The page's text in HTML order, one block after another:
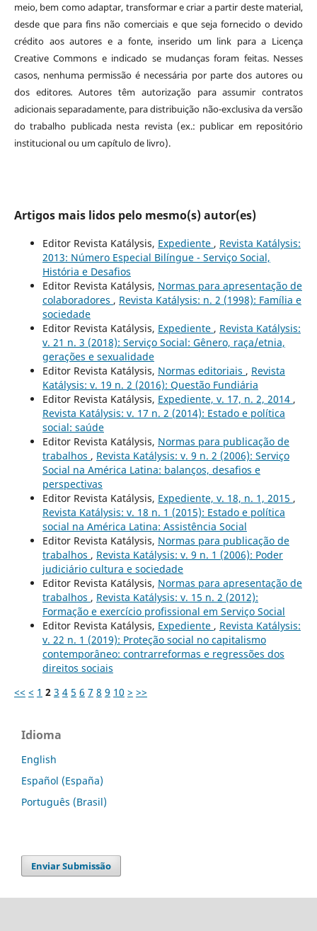
meio, bem como adaptar, transformar e criar a partir deste material,
desde que para fins não comerciais e que seja fornecido o devido
crédito aos autores e a fonte, inserido um link para a Licença
Creative Commons e indicado se mudanças foram feitas. Nesses
casos, nenhuma permissão é necessária por parte dos autores ou
dos editores.Autores têm autorização para assumir contratos
adicionais separadamente, para distribuição não-exclusiva da versão
do trabalho publicada nesta revista (ex.: publicar em repositório
institucional ou um capítulo de livro).
Artigos mais lidos pelo mesmo(s) autor(es)
Editor Revista Katálysis, Expediente , Revista Katálysis:
2013: Número Especial Bilíngue - Serviço Social,
História e Desafios
Editor Revista Katálysis, Normas para apresentação de
colaboradores , Revista Katálysis: n. 2 (1998): Família e
sociedade
Editor Revista Katálysis, Expediente , Revista Katálysis:
v. 21 n. 3 (2018): Serviço Social: Gênero, raça/etnia,
gerações e sexualidade
Editor Revista Katálysis, Normas editoriais , Revista
Katálysis: v. 19 n. 2 (2016): Questão Fundiária
Editor Revista Katálysis, Expediente, v. 17, n. 2, 2014 ,
Revista Katálysis: v. 17 n. 2 (2014): Estado e política
social: saúde
Editor Revista Katálysis, Normas para publicação de
trabalhos , Revista Katálysis: v. 9 n. 2 (2006): Serviço
Social na América Latina: balanços, desafios e
perspectivas
Editor Revista Katálysis, Expediente, v. 18, n. 1, 2015 ,
Revista Katálysis: v. 18 n. 1 (2015): Estado e política
social na América Latina: Assistência Social
Editor Revista Katálysis, Normas para publicação de
trabalhos , Revista Katálysis: v. 9 n. 1 (2006): Poder
judiciário cultura e sociedade
Editor Revista Katálysis, Normas para apresentação de
trabalhos , Revista Katálysis: v. 15 n. 2 (2012):
Formação e exercício profissional em Serviço Social
Editor Revista Katálysis, Expediente , Revista Katálysis:
v. 22 n. 1 (2019): Proteção social no capitalismo
contemporâneo: contrarreformas e regressões dos
direitos sociais
<< < 1 2 3 4 5 6 7 8 9 10 > >>
Idioma
English
Español (España)
Português (Brasil)
Enviar Submissão